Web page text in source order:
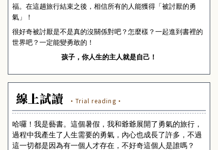
福。在這趟旅行結束之後，相信所有的人能獲得「被討厭的勇
氣」！
很好奇被討厭是不是真的沒關係對吧？怎麼樣？一起進到書裡的
世界吧？一定能變勇敢的！
孩子，你人生的主人就是自己！
線上試讀 ·Trial reading·
哈囉！我是藝書。這個暑假，我和爺爺展開了勇氣的旅行，
過程中我產生了人生需要的勇氣，內心也成長了許多，不過
這一切都是因為有一個人才存在，不好奇這個人是誰嗎？